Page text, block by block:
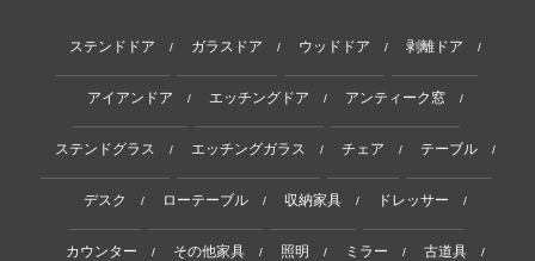
ステンドドア / ガラスドア / ウッドドア / 剥離ドア /
アイアンドア / エッチングドア / アンティーク窓 /
ステンドグラス / エッチングガラス / チェア / テーブル /
デスク / ローテーブル / 収納家具 / ドレッサー /
カウンター / その他家具 / 照明 / ミラー / 古道具 /